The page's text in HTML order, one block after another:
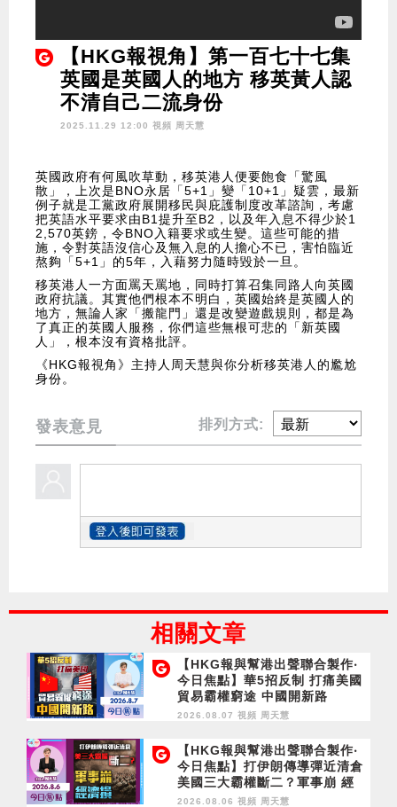
【HKG報視角】第一百七十七集
英國是英國人的地方 移英黃人認
不清自己二流身份
2025.11.29 12:00 視頻 周天慧
英國政府有何風吹草動，移英港人便要飽食「驚風
散」，上次是BNO永居「5+1」變「10+1」疑雲，最新
例子就是工黨政府展開移民與庇護制度改革諮詢，考慮
把英語水平要求由B1提升至B2，以及年入息不得少於1
2,570英鎊，令BNO入籍要求或生變。這些可能的措
施，令對英語沒信心及無入息的人擔心不已，害怕臨近
熬夠「5+1」的5年，入藉努力隨時毀於一旦。
移英港人一方面罵天罵地，同時打算召集同路人向英國
政府抗議。其實他們根本不明白，英國始終是英國人的
地方，無論人家「搬龍門」還是改變遊戲規則，都是為
了真正的英國人服務，你們這些無根可悲的「新英國
人」，根本沒有資格批評。
《HKG報視角》主持人周天慧與你分析移英港人的尷尬
身份。
發表意見 排列方式:
相關文章
【HKG報與幫港出聲聯合製作‧
今日焦點】華5招反制 打痛美國
貿易霸權窮途 中國開新路
2026.08.07 視頻 周天慧
【HKG報與幫港出聲聯合製作‧
今日焦點】打伊朗傳導彈近清倉
美國三大霸權斷二？軍事崩 經
濟損
2026.08.06 視頻 周天慧